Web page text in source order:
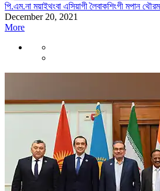
পি.এম.না ময়াইথংবা এসিয়াগী লৈবাকশিংগী মপান থৌরম
December 20, 2021
More